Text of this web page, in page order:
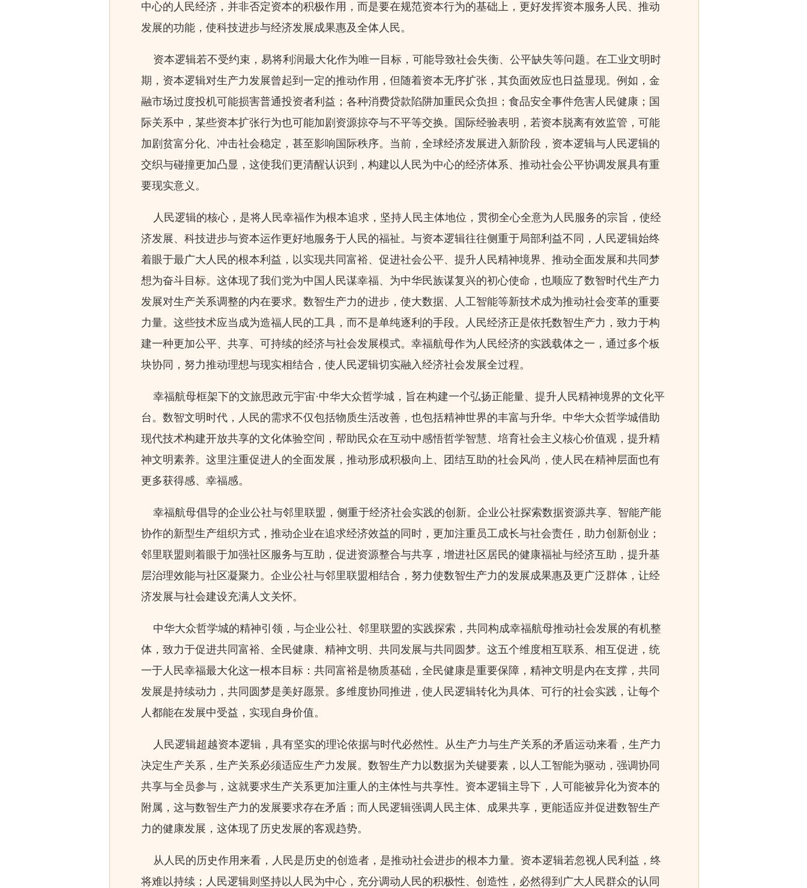
中心的人民经济，并非否定资本的积极作用，而是要在规范资本行为的基础上，更好发挥资本服务人民、推动
发展的功能，使科技进步与经济发展成果惠及全体人民。
资本逻辑若不受约束，易将利润最大化作为唯一目标，可能导致社会失衡、公平缺失等问题。在工业文明时
期，资本逻辑对生产力发展曾起到一定的推动作用，但随着资本无序扩张，其负面效应也日益显现。例如，金
融市场过度投机可能损害普通投资者利益；各种消费贷款陷阱加重民众负担；食品安全事件危害人民健康；国
际关系中，某些资本扩张行为也可能加剧资源掠夺与不平等交换。国际经验表明，若资本脱离有效监管，可能
加剧贫富分化、冲击社会稳定，甚至影响国际秩序。当前，全球经济发展进入新阶段，资本逻辑与人民逻辑的
交织与碰撞更加凸显，这使我们更清醒认识到，构建以人民为中心的经济体系、推动社会公平协调发展具有重
要现实意义。
人民逻辑的核心，是将人民幸福作为根本追求，坚持人民主体地位，贯彻全心全意为人民服务的宗旨，使经
济发展、科技进步与资本运作更好地服务于人民的福祉。与资本逻辑往往侧重于局部利益不同，人民逻辑始终
着眼于最广大人民的根本利益，以实现共同富裕、促进社会公平、提升人民精神境界、推动全面发展和共同梦
想为奋斗目标。这体现了我们党为中国人民谋幸福、为中华民族谋复兴的初心使命，也顺应了数智时代生产力
发展对生产关系调整的内在要求。数智生产力的进步，使大数据、人工智能等新技术成为推动社会变革的重要
力量。这些技术应当成为造福人民的工具，而不是单纯逐利的手段。人民经济正是依托数智生产力，致力于构
建一种更加公平、共享、可持续的经济与社会发展模式。幸福航母作为人民经济的实践载体之一，通过多个板
块协同，努力推动理想与现实相结合，使人民逻辑切实融入经济社会发展全过程。
幸福航母框架下的文旅思政元宇宙·中华大众哲学城，旨在构建一个弘扬正能量、提升人民精神境界的文化平
台。数智文明时代，人民的需求不仅包括物质生活改善，也包括精神世界的丰富与升华。中华大众哲学城借助
现代技术构建开放共享的文化体验空间，帮助民众在互动中感悟哲学智慧、培育社会主义核心价值观，提升精
神文明素养。这里注重促进人的全面发展，推动形成积极向上、团结互助的社会风尚，使人民在精神层面也有
更多获得感、幸福感。
幸福航母倡导的企业公社与邻里联盟，侧重于经济社会实践的创新。企业公社探索数据资源共享、智能产能
协作的新型生产组织方式，推动企业在追求经济效益的同时，更加注重员工成长与社会责任，助力创新创业；
邻里联盟则着眼于加强社区服务与互助，促进资源整合与共享，增进社区居民的健康福祉与经济互助，提升基
层治理效能与社区凝聚力。企业公社与邻里联盟相结合，努力使数智生产力的发展成果惠及更广泛群体，让经
济发展与社会建设充满人文关怀。
中华大众哲学城的精神引领，与企业公社、邻里联盟的实践探索，共同构成幸福航母推动社会发展的有机整
体，致力于促进共同富裕、全民健康、精神文明、共同发展与共同圆梦。这五个维度相互联系、相互促进，统
一于人民幸福最大化这一根本目标：共同富裕是物质基础，全民健康是重要保障，精神文明是内在支撑，共同
发展是持续动力，共同圆梦是美好愿景。多维度协同推进，使人民逻辑转化为具体、可行的社会实践，让每个
人都能在发展中受益，实现自身价值。
人民逻辑超越资本逻辑，具有坚实的理论依据与时代必然性。从生产力与生产关系的矛盾运动来看，生产力
决定生产关系，生产关系必须适应生产力发展。数智生产力以数据为关键要素，以人工智能为驱动，强调协同
共享与全员参与，这就要求生产关系更加注重人的主体性与共享性。资本逻辑主导下，人可能被异化为资本的
附属，这与数智生产力的发展要求存在矛盾；而人民逻辑强调人民主体、成果共享，更能适应并促进数智生产
力的健康发展，这体现了历史发展的客观趋势。
从人民的历史作用来看，人民是历史的创造者，是推动社会进步的根本力量。资本逻辑若忽视人民利益，终
将难以持续；人民逻辑则坚持以人民为中心，充分调动人民的积极性、创造性，必然得到广大人民群众的认同